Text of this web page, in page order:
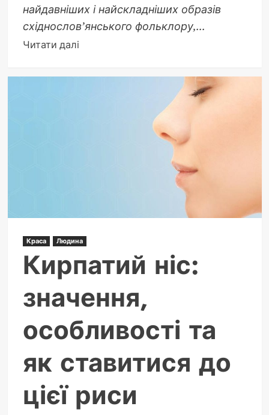
найдавніших і найскладніших образів
східнослов’янського фольклору,...
Читати даліДокладніше
Кощій
яйці
Краса Людина
Кирпатий ніс:
значення,
особливості та
як ставитися до
цієї риси